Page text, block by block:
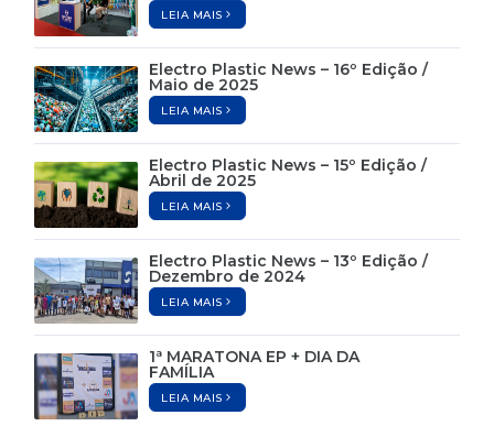
LEIA MAIS
Electro Plastic News – 16º Edição /
Maio de 2025
LEIA MAIS
Electro Plastic News – 15º Edição /
Abril de 2025
LEIA MAIS
Electro Plastic News – 13º Edição /
Dezembro de 2024
LEIA MAIS
1ª MARATONA EP + DIA DA
FAMÍLIA
LEIA MAIS